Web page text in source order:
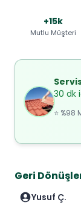
+15k
Mutlu Müşteri
30 dk
⭐
Geri
Yusuf Ç.